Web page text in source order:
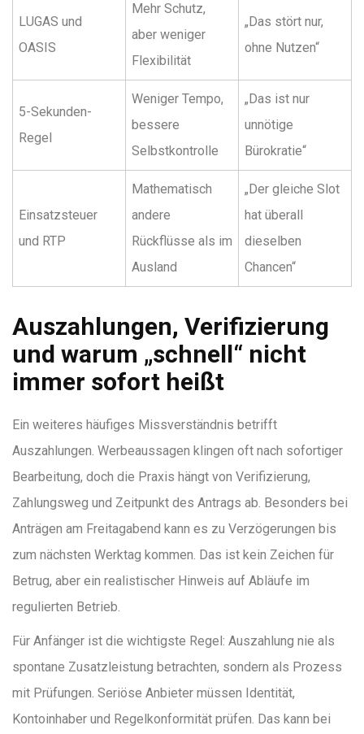
LUGAS und
OASIS
Mehr Schutz,
aber weniger
Flexibilität
„Das stört nur,
ohne Nutzen“
5-Sekunden-
Regel
Weniger Tempo,
bessere
Selbstkontrolle
„Das ist nur
unnötige
Bürokratie“
Einsatzsteuer
und RTP
Mathematisch
andere
Rückflüsse als im
Ausland
„Der gleiche Slot
hat überall
dieselben
Chancen“
Auszahlungen, Verifizierung
und warum „schnell“ nicht
immer sofort heißt
Ein weiteres häufiges Missverständnis betrifft
Auszahlungen. Werbeaussagen klingen oft nach sofortiger
Bearbeitung, doch die Praxis hängt von Verifizierung,
Zahlungsweg und Zeitpunkt des Antrags ab. Besonders bei
Anträgen am Freitagabend kann es zu Verzögerungen bis
zum nächsten Werktag kommen. Das ist kein Zeichen für
Betrug, aber ein realistischer Hinweis auf Abläufe im
regulierten Betrieb.
Für Anfänger ist die wichtigste Regel: Auszahlung nie als
spontane Zusatzleistung betrachten, sondern als Prozess
mit Prüfungen. Seriöse Anbieter müssen Identität,
Kontoinhaber und Regelkonformität prüfen. Das kann bei